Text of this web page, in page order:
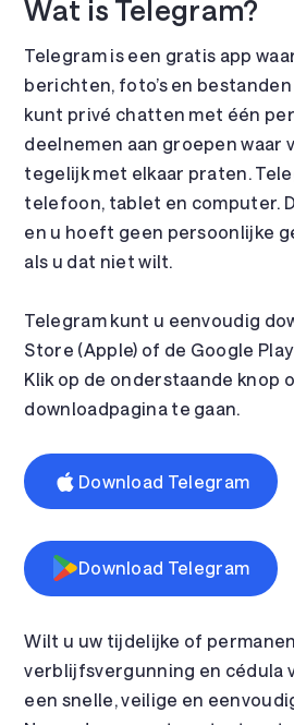
Wat is Telegram?
Telegram is een gratis app
berichten, foto’s en
kunt privé chatten met één
deelnemen aan groepen waar
tegelijk met elkaar praten.
telefoon, tablet en computer.
en u hoeft geen persoonlijke
als u dat niet wilt.
Telegram kunt u eenvoudig
Store (Apple) of de Google
Klik op de onderstaande knop
downloadpagina te gaan.
Download Telegram
Download Telegram
Wilt u uw tijdelijke of
verblijfsvergunning en cédula
een snelle, veilige en